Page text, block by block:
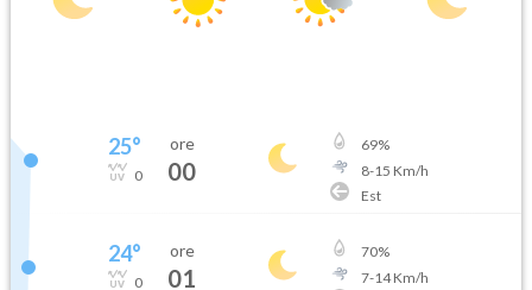
25°
0
ore
00
69%
8-15 Km/h
Est
24°
0
ore
01
70%
7-14Km/h